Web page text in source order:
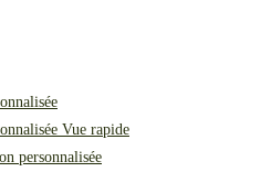
Vue rapide